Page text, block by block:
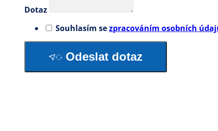
Dotaz
Souhlasím sezpracováním osobních
Odeslat dotaz